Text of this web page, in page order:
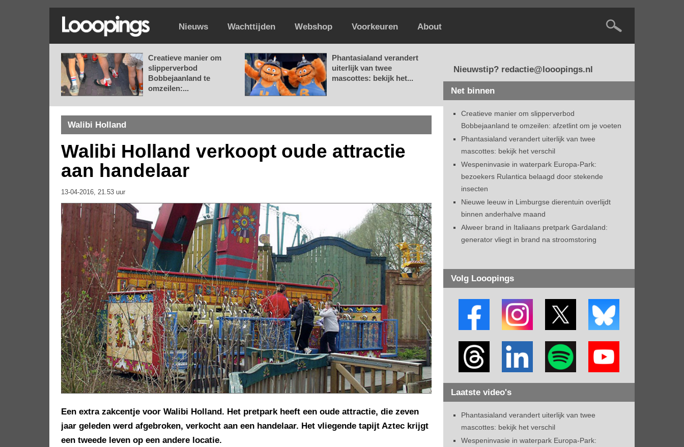
Nieuws Wachttijden Webshop Voorkeuren About
Creatieve manier om
slipperverbod
Bobbejaanland te
omzeilen:...
Phantasialand verandert
uiterlijk van twee
mascottes: bekijk het...
Walibi Holland
Walibi Holland verkoopt oude attractie
aan handelaar
13-04-2016, 21.53 uur
Een extra zakcentje voor Walibi Holland. Het pretpark heeft een oude attractie, die zeven
jaar geleden werd afgebroken, verkocht aan een handelaar. Het vliegende tapijt Aztec krijgt
een tweede leven op een andere locatie.
Nieuwstip? redactie@looopings.nl
Net binnen
Creatieve manier om slipperverbod
Bobbejaanland te omzeilen: afzetlint om je voeten
Phantasialand verandert uiterlijk van twee
mascottes: bekijk het verschil
Wespeninvasie in waterpark Europa-Park:
bezoekers Rulantica belaagd door stekende
insecten
Nieuwe leeuw in Limburgse dierentuin overlijdt
binnen anderhalve maand
Alweer brand in Italiaans pretpark Gardaland:
generator vliegt in brand na stroomstoring
Volg Looopings
Laatste video's
Phantasialand verandert uiterlijk van twee
mascottes: bekijk het verschil
Wespeninvasie in waterpark Europa-Park: